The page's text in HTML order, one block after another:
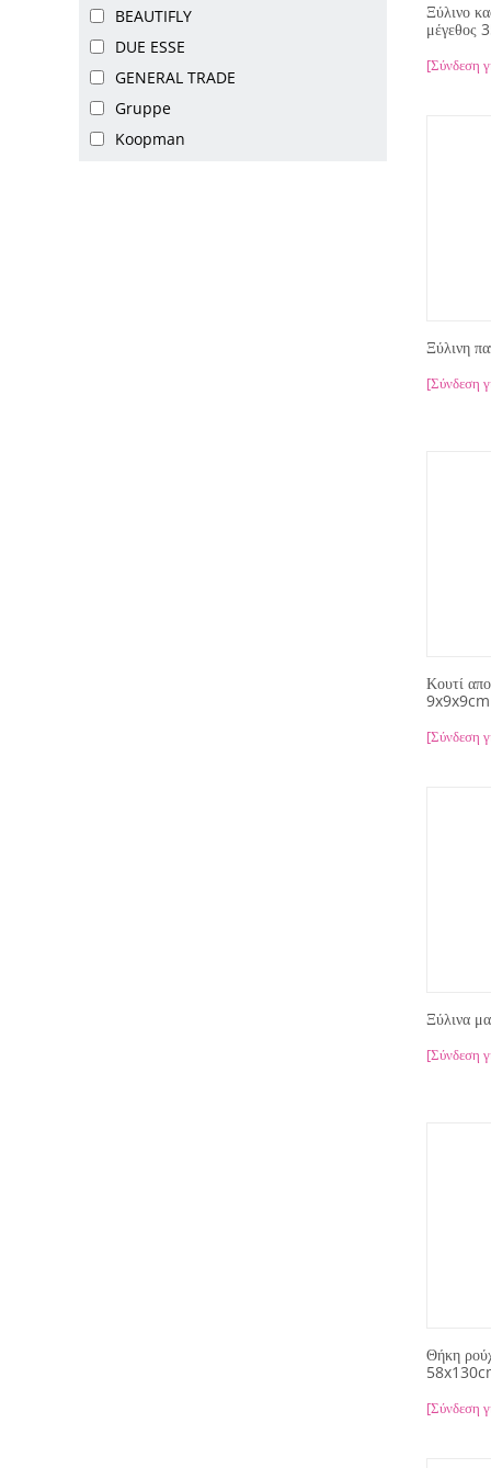
BEAUTIFLY
DUE ESSE
GENERAL TRADE
Gruppe
Koopman
Ξύλινο
μέγεθος
[Σύνδεση
Ξύλινη
[Σύνδεση
Κουτί
9x9x9cm
[Σύνδεση
Ξύλινα
[Σύνδεση
Θήκη
[Σύνδεση